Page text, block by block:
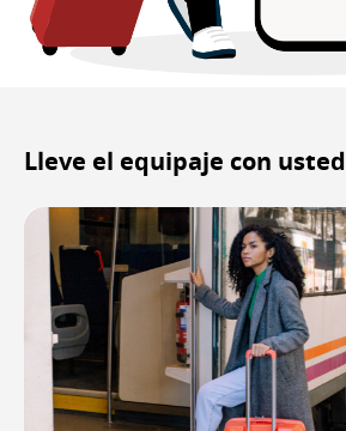
Lleve el equipaje con usted